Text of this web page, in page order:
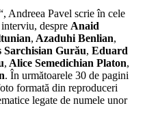
Andreea Pavel scrie în cele
despre Anaid
, Azaduhi Benlian,
Sarchisian Gurău, Eduard
, Alice Semedichian Platon,
. În următoarele 30 de pagini
formată din reproduceri
legate de numele unor